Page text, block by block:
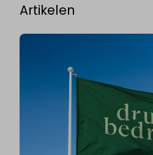
Artikelen